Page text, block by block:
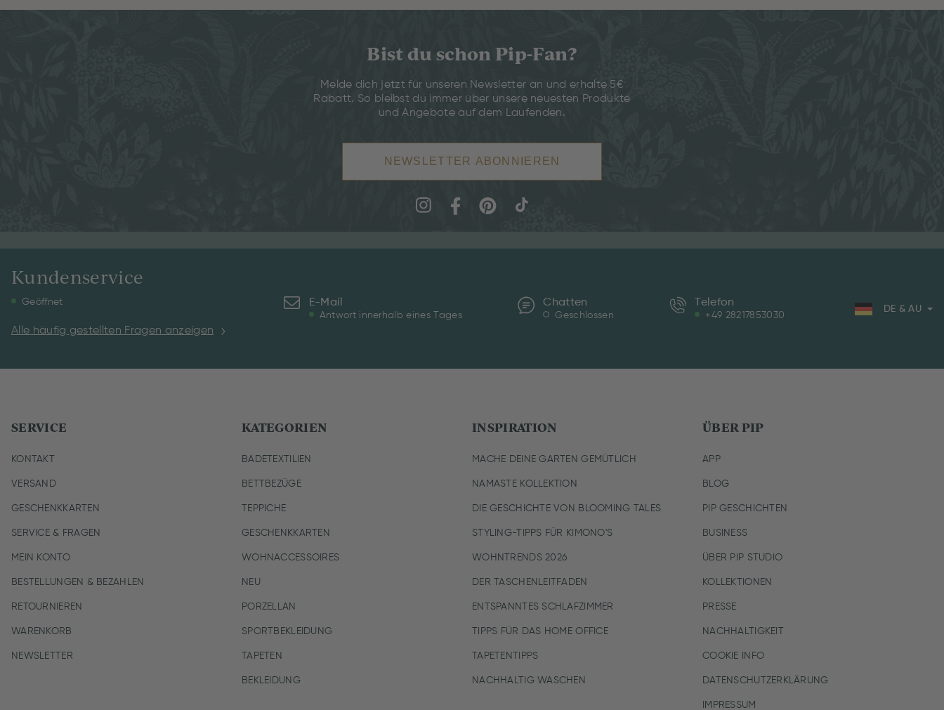
Bist du schon Pip-Fan?
Melde dich jetzt für unseren Newsletter an und erhalte 5€
Rabatt. So bleibst du immer über unsere neuesten Produkte
und Angebote auf dem Laufenden.
NEWSLETTER ABONNIEREN
Kundenservice
Geöffnet
Alle häufig gestellten Fragen anzeigen
E-Mail
Antwort innerhalb eines Tages
Chatten
Geschlossen
Telefon
+49 28217853030
DE & AU
SERVICE
KONTAKT
VERSAND
GESCHENKKARTEN
SERVICE & FRAGEN
MEIN KONTO
BESTELLUNGEN & BEZAHLEN
RETOURNIEREN
WARENKORB
NEWSLETTER
KATEGORIEN
BADETEXTILIEN
BETTBEZÜGE
TEPPICHE
GESCHENKKARTEN
WOHNACCESSOIRES
NEU
PORZELLAN
SPORTBEKLEIDUNG
TAPETEN
BEKLEIDUNG
INSPIRATION
MACHE DEINE GARTEN GEMÜTLICH
NAMASTE KOLLEKTION
DIE GESCHICHTE VON BLOOMING TALES
STYLING-TIPPS FÜR KIMONO'S
WOHNTRENDS 2026
DER TASCHENLEITFADEN
ENTSPANNTES SCHLAFZIMMER
TIPPS FÜR DAS HOME OFFICE
TAPETENTIPPS
NACHHALTIG WASCHEN
ÜBER PIP
APP
BLOG
PIP GESCHICHTEN
BUSINESS
ÜBER PIP STUDIO
KOLLEKTIONEN
PRESSE
NACHHALTIGKEIT
COOKIE INFO
DATENSCHUTZERKLÄRUNG
IMPRESSUM